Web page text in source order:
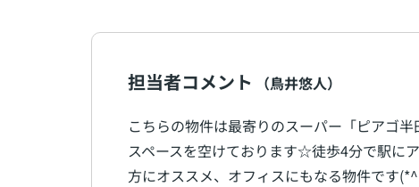
担当者コメント
（鳥井悠人）
こちらの物件は最寄りのスーパー「ピアゴ
スペースを空けております☆徒歩4分で駅に
方にオススメ、オフィスにもなる物件です